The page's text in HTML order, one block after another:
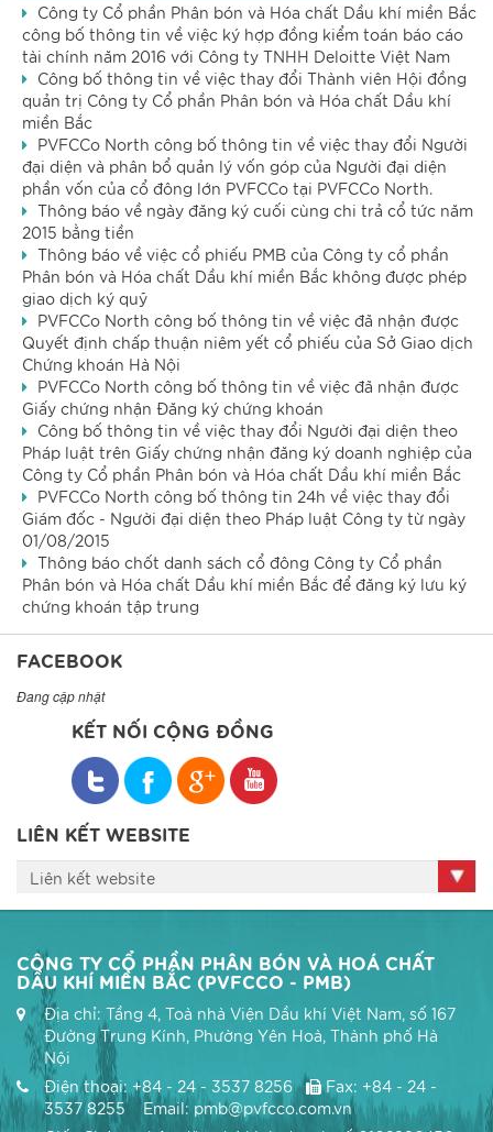
Công ty Cổ phần Phân bón và Hóa chất Dầu khí miền Bắc
công bố thông tin về việc ký hợp đồng kiểm toán báo cáo
tài chính năm 2016 với Công ty TNHH Deloitte Việt Nam
Công bố thông tin về việc thay đổi Thành viên Hội đồng
quản trị Công ty Cổ phần Phân bón và Hóa chất Dầu khí
miền Bắc
PVFCCo North công bố thông tin về việc thay đổi Người
đại diện và phân bổ quản lý vốn góp của Người đại diện
phần vốn của cổ đông lớn PVFCCo tại PVFCCo North.
Thông báo về ngày đăng ký cuối cùng chi trả cổ tức năm
2015 bằng tiền
Thông báo về việc cổ phiếu PMB của Công ty cổ phần
Phân bón và Hóa chất Dầu khí miền Bắc không được phép
giao dịch ký quỹ
PVFCCo North công bố thông tin về việc đã nhận được
Quyết định chấp thuận niêm yết cổ phiếu của Sở Giao dịch
Chứng khoán Hà Nội
PVFCCo North công bố thông tin về việc đã nhận được
Giấy chứng nhận Đăng ký chứng khoán
Công bố thông tin về việc thay đổi Người đại diện theo
Pháp luật trên Giấy chứng nhận đăng ký doanh nghiệp của
Công ty Cổ phần Phân bón và Hóa chất Dầu khí miền Bắc
PVFCCo North công bố thông tin 24h về việc thay đổi
Giám đốc - Người đại diện theo Pháp luật Công ty từ ngày
01/08/2015
Thông báo chốt danh sách cổ đông Công ty Cổ phần
Phân bón và Hóa chất Dầu khí miền Bắc để đăng ký lưu ký
chứng khoán tập trung
FACEBOOK
Đang cập nhật
KẾT NỐI CỘNG ĐỒNG
LIÊN KẾT WEBSITE
Liên kết website
CÔNG TY CỔ PHẦN PHÂN BÓN VÀ HOÁ CHẤT
DẦU KHÍ MIỀN BẮC (PVFCCO - PMB)
Địa chỉ: Tầng 4, Toà nhà Viện Dầu khí Việt Nam, số 167
Đường Trung Kính, Phường Yên Hoà, Thành phố Hà
Nội
Điện thoại: +84 - 24 - 3537 8256
Fax: +84 - 24 -
3537 8255 Email: pmb@pvfcco.com.vn